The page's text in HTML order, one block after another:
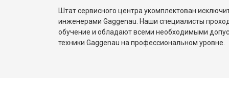
Штат сервисного центра укомплектован
инженерами Gaggenau. Наши специалисты
обучение и обладают всеми необходимыми
техники Gaggenau на профессиональном уровне.